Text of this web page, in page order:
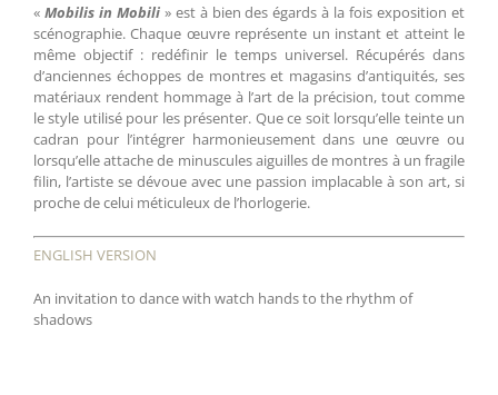
« Mobilis in Mobili » est à bien des égards à la fois exposition et
scénographie. Chaque œuvre représente un instant et atteint le
même objectif : redéfinir le temps universel. Récupérés dans
d’anciennes échoppes de montres et magasins d’antiquités, ses
matériaux rendent hommage à l’art de la précision, tout comme
le style utilisé pour les présenter. Que ce soit lorsqu’elle teinte un
cadran pour l’intégrer harmonieusement dans une œuvre ou
lorsqu’elle attache de minuscules aiguilles de montres à un fragile
filin, l’artiste se dévoue avec une passion implacable à son art, si
proche de celui méticuleux de l’horlogerie.
ENGLISH VERSION
An invitation to dance with watch hands to the rhythm of
shadows